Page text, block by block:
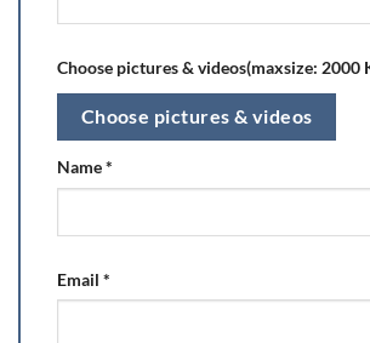
Choose pictures & videos(maxsize: 2000
Choose pictures & videos
Name*
Email *